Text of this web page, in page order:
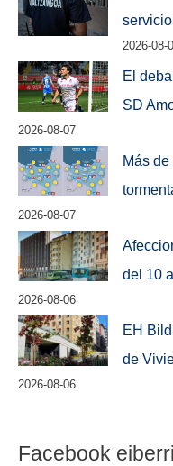
2026-08-
El
SD
2026-08-07
Más
2026-08-07
del 10
2026-08-06
EH
de
2026-08-06
Facebook